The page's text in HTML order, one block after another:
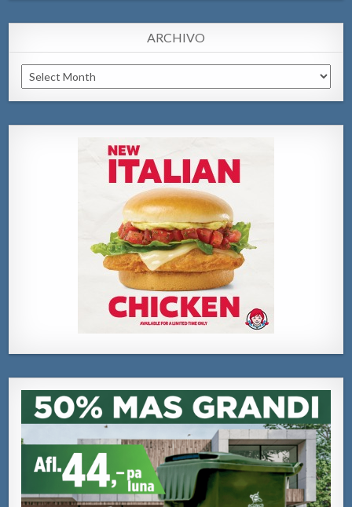
ARCHIVO
Archivo